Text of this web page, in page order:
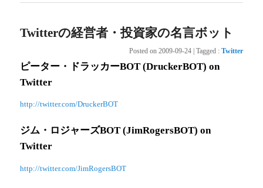
Twitterの経営者・投資家の名言ボット
Posted on 2009-09-24 Tagged : Twitter
ピーター・ドラッカーBOT (DruckerBOT) on
Twitter
http://twitter.com/DruckerBOT
ジム・ロジャーズBOT (JimRogersBOT) on
Twitter
http://twitter.com/JimRogersBOT